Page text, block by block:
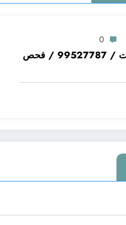
0
فحص سيارات الكويت / 99527787 / فحص